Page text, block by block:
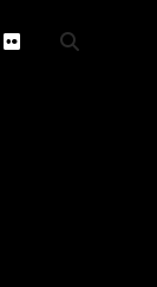
flickr